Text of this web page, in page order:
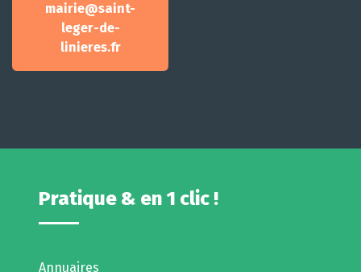
mairie@saint-
leger-de-
linieres.fr
Pratique & en 1 clic !
Annuaires